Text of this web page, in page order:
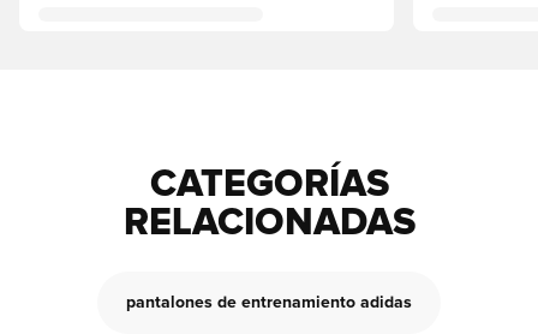
CATEGORÍAS
RELACIONADAS
pantalones de entrenamiento adidas